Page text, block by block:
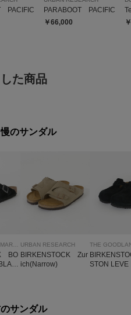
PACIFIC
PARABOOT PACIFIC
￥66,000
た商品
のサンダル
THE GOODLAND MARKET
BO
URBAN RESEARCH
BIRKENSTOCK Zur
ich(Narrow)
STON LEVE
サンダル